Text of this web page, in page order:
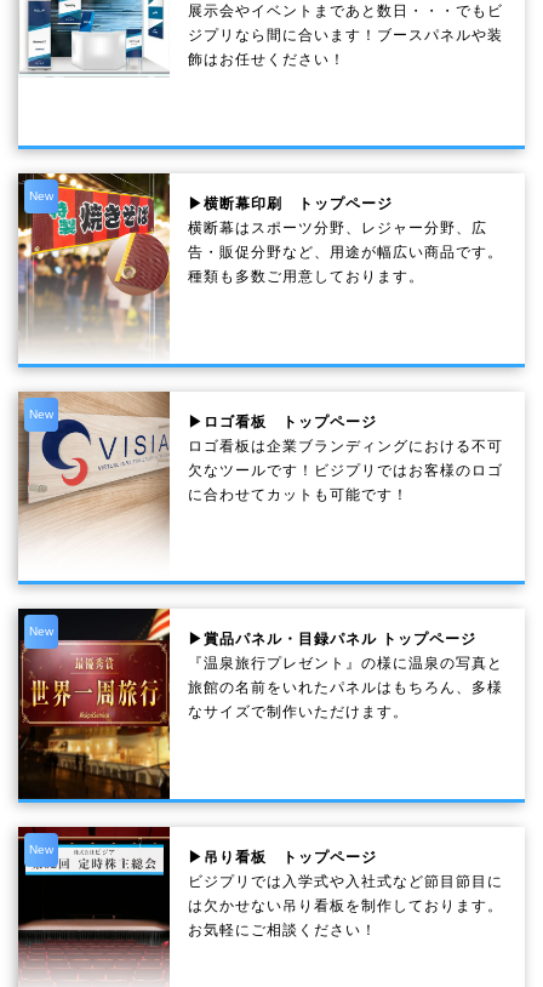
展示会やイベントまであと数日・・・でもビ
ジプリなら間に合います！ブースパネルや装
飾はお任せください！
New
▶横断幕印刷 トップページ
横断幕はスポーツ分野、レジャー分野、広
告・販促分野など、用途が幅広い商品です。
種類も多数ご用意しております。
New
▶ロゴ看板 トップページ
ロゴ看板は企業ブランディングにおける不可
欠なツールです！ビジプリではお客様のロゴ
に合わせてカットも可能です！
New
▶賞品パネル・目録パネル トップページ
『温泉旅行プレゼント』の様に温泉の写真と
旅館の名前をいれたパネルはもちろん、多様
なサイズで制作いただけます。
New
▶吊り看板 トップページ
ビジプリでは入学式や入社式など節目節目に
は欠かせない吊り看板を制作しております。
お気軽にご相談ください！